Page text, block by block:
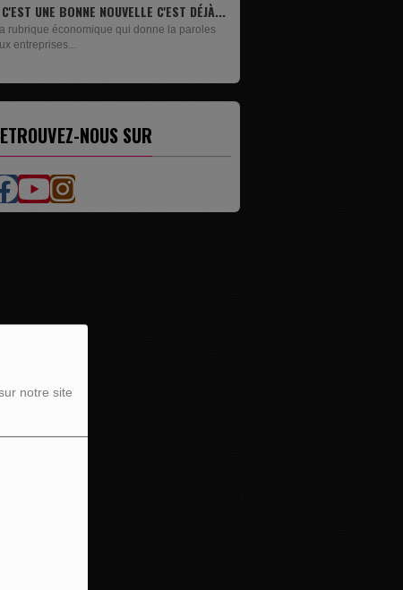
notre site
LIVRES
Un lundi sur deux, Maxime Janssens vous
présente les livres de...
NOUS SUR